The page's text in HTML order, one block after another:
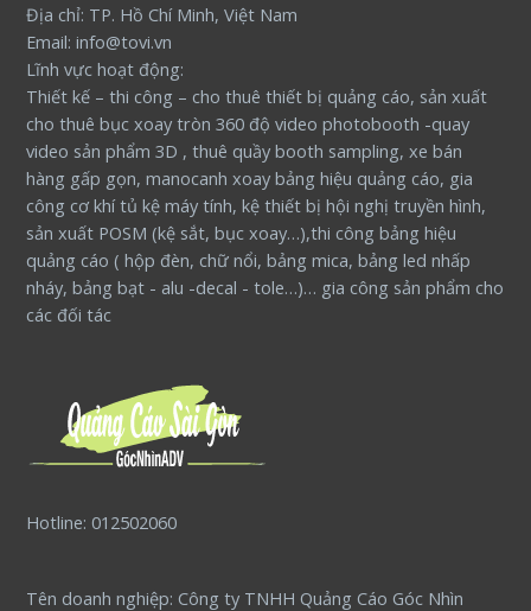
Địa chỉ: TP. Hồ Chí Minh, Việt Nam
Email: info@tovi.vn
Lĩnh vực hoạt động:
Thiết kế – thi công – cho thuê thiết bị quảng cáo, sản xuất
cho thuê bục xoay tròn 360 độ video photobooth -quay
video sản phẩm 3D , thuê quầy booth sampling, xe bán
hàng gấp gọn, manocanh xoay bảng hiệu quảng cáo, gia
công cơ khí tủ kệ máy tính, kệ thiết bị hội nghị truyền hình,
sản xuất POSM (kệ sắt, bục xoay…),thi công bảng hiệu
quảng cáo ( hộp đèn, chữ nổi, bảng mica, bảng led nhấp
nháy, bảng bạt - alu -decal - tole…)… gia công sản phẩm cho
các đối tác
Hotline: 012502060
Tên doanh nghiệp: Công ty TNHH Quảng Cáo Góc Nhìn